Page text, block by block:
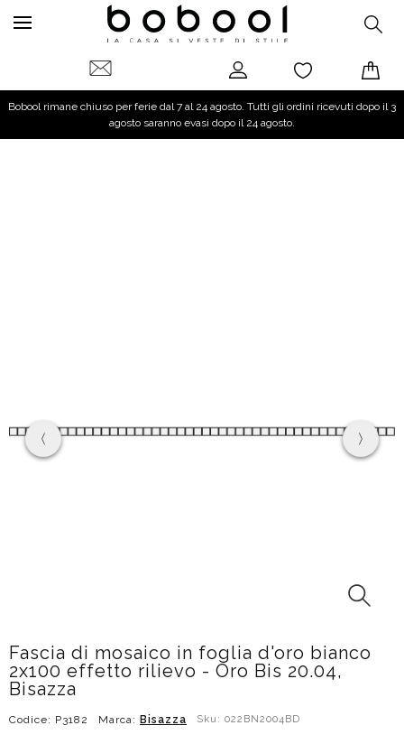
Bobool rimane chiuso per ferie dal 7 al 24 agosto. Tutti gli ordini ricevuti dopo il 3
agosto saranno evasi dopo il 24 agosto.
Fascia di mosaico in foglia d'oro bianco
2x100 effetto rilievo - Oro Bis 20.04,
Bisazza
Codice: P3182 Marca: Bisazza Sku: 022BN2004BD